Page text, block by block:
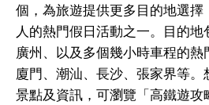
個，為旅遊提供更多目的地選
人的熱門假日活動之一。目的
廣州、以及多個幾小時車程的熱
廈門、潮汕、長沙、張家界等
景點及資訊，可瀏覽「高鐵遊攻